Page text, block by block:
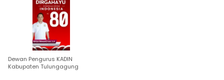
Dewan Pengurus KADIN
Kabupaten Tulungagung